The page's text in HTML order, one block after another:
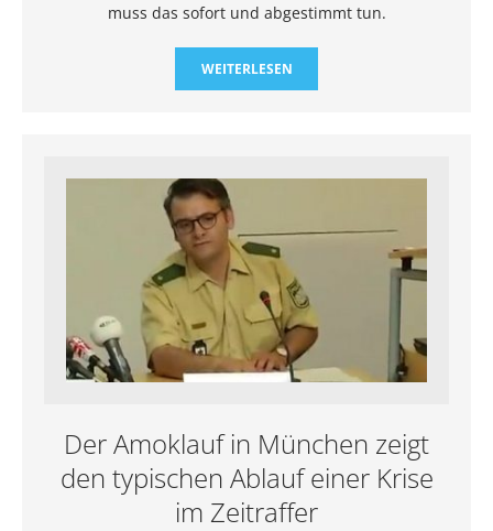
muss das sofort und abgestimmt tun.
WEITERLESEN
Der Amoklauf in München zeigt
den typischen Ablauf einer Krise
im Zeitraffer